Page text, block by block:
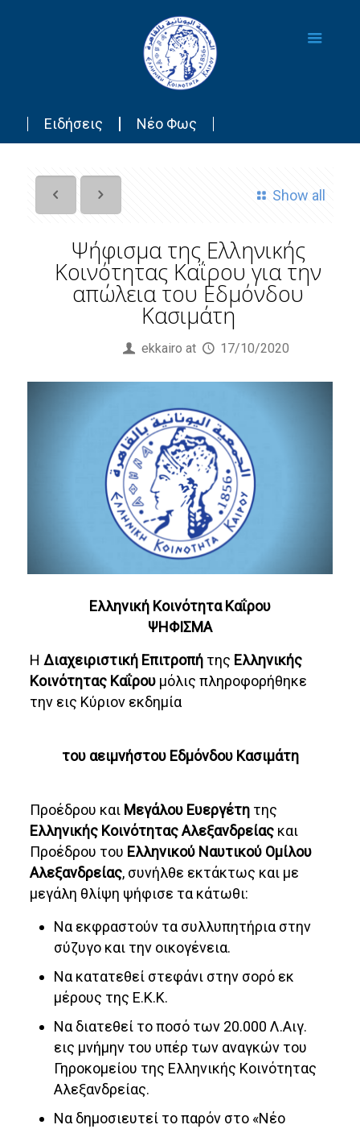
Ειδήσεις Νέο Φως
Show all
Ψήφισμα της Ελληνικής
Κοινότητας Καΐρου για την
απώλεια του Εδμόνδου
Κασιμάτη
ekkairo at 17/10/2020
Ελληνική Κοινότητα Καΐρου
ΨΗΦΙΣΜΑ
Η Διαχειριστική Επιτροπή της Ελληνικής
Κοινότητας Καΐρου μόλις πληροφορήθηκε
την εις Κύριον εκδημία
του αειμνήστου Εδμόνδου Κασιμάτη
Προέδρου και Μεγάλου Ευεργέτη της
Ελληνικής Κοινότητας Αλεξανδρείας και
Προέδρου του Ελληνικού Ναυτικού Ομίλου
Αλεξανδρείας, συνήλθε εκτάκτως και με
μεγάλη θλίψη ψήφισε τα κάτωθι:
Να εκφραστούν τα συλλυπητήρια στην
σύζυγο και την οικογένεια.
Να κατατεθεί στεφάνι στην σορό εκ
μέρους της Ε.Κ.Κ.
Να διατεθεί το ποσό των 20.000 Λ.Αιγ.
εις μνήμην του υπέρ των αναγκών του
Γηροκομείου της Ελληνικής Κοινότητας
Αλεξανδρείας.
Να δημοσιευτεί το παρόν στο «Νέο